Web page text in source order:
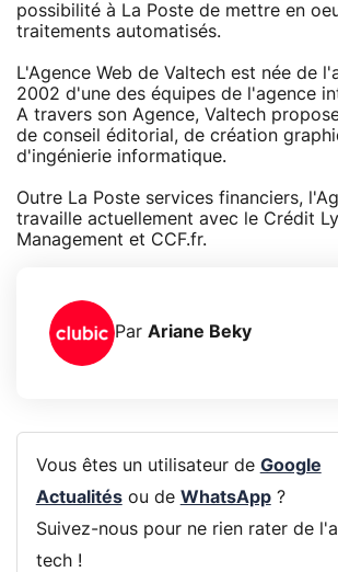
possibilité à La Poste de mettre en
traitements automatisés.
L'Agence Web de Valtech est née de
2002 d'une des équipes de l'agence
A travers son Agence, Valtech
de conseil éditorial, de création
d'ingénierie informatique.
Outre La Poste services financiers,
travaille actuellement avec le Crédit
Management et CCF.fr.
Par Ariane Beky
Vous êtes un utilisateur de Google
Actualitésou de WhatsApp?
Suivez-nous pour ne rien rater de
tech !